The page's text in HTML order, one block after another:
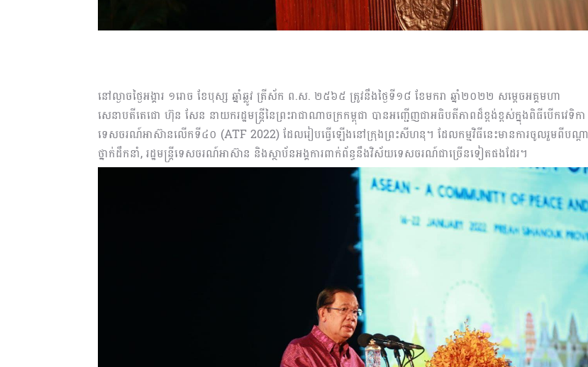
និង
ប្រតិកម្ម
រហ័ស
នៅល្ងាចថ្ងៃអង្គារ ១រោច ខែបុស្ស ឆ្នាំឆ្លូវ ត្រីស័ក ព.ស. ២៥៦៥ ត្រូវនឹងថ្ងៃទី១៨ ខែមករា ឆ្នាំ២០២២ សម្តេចអគ្គមហា
សេនាបតីតេជោ ហ៊ុន សែន នាយករដ្ឋមន្ត្រីនៃព្រះរាជាណាចក្រកម្ពុជា បានអញ្ជើញជាអធិបតីភាពដ៏ខ្ពង់ខ្ពស់ក្នុងពិធីបើកវេទិកា
ទេសចរណ៍អាស៊ានលើកទី៤០ (ATF 2022) ដែលរៀបធ្វើឡើងនៅក្រុងព្រះសីហនុ។ ដែលកម្មវិធីនេះមានការចូលរួមពីបណ្ដា
ថ្នាក់ដឹកនាំ, រដ្ឋមន្ត្រីទេសចរណ៍អាស៊ាន និងស្ថាប័នអង្គការពាក់ព័ន្ធនឹងវិស័យទេសចរណ៍ជាច្រើនទៀតផងដែរ។